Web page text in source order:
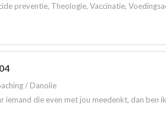
preventie, Theologie, Vaccinatie,
/ Danolie
iemand die even met jou meedenkt, dan ben